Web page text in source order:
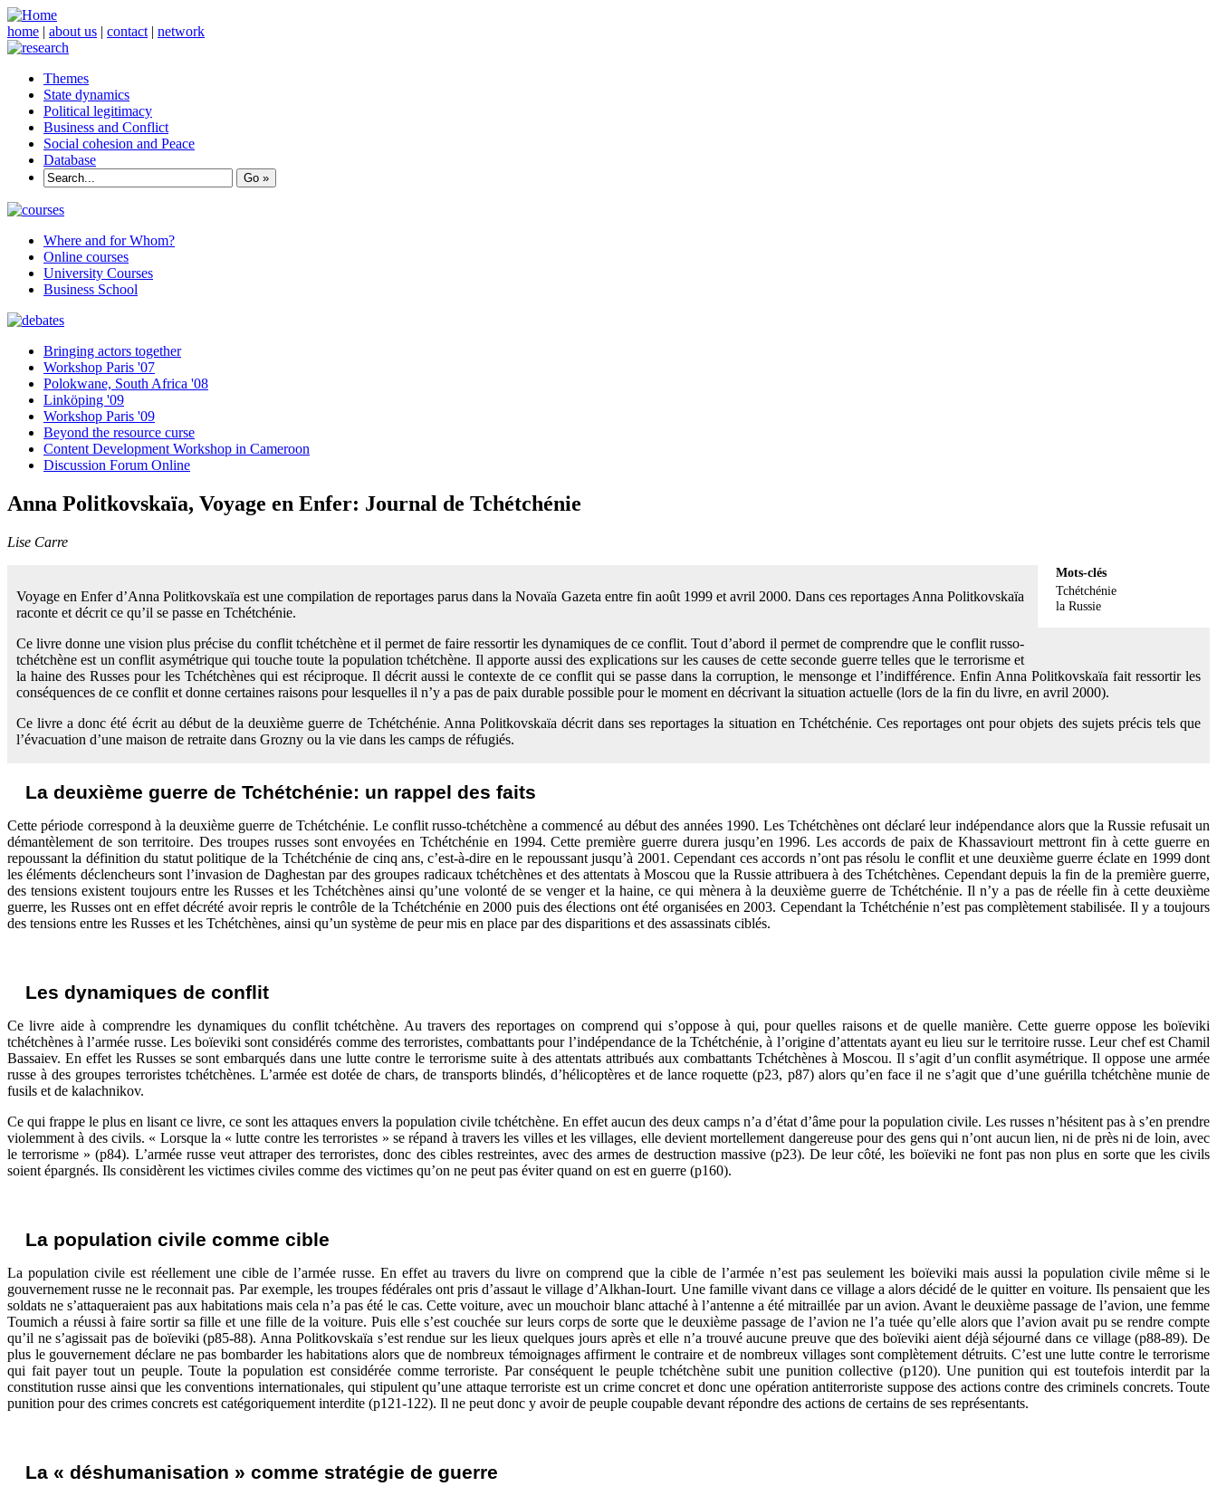
home | about us | contact | network
Themes
State dynamics
Political legitimacy
Business and Conflict
Social cohesion and Peace
Database
Where and for Whom?
Online courses
University Courses
Business School
Bringing actors together
Workshop Paris '07
Polokwane, South Africa '08
Linköping '09
Workshop Paris '09
Beyond the resource curse
Content Development Workshop in Cameroon
Discussion Forum Online
Anna Politkovskaïa, Voyage en Enfer: Journal de Tchétchénie
Lise Carre
Mots-clés
Tchétchénie
la Russie
Voyage en Enfer d’Anna Politkovskaïa est une compilation de reportages parus dans la Novaïa Gazeta entre fin août 1999 et avril 2000. Dans ces reportages Anna Politkovskaïa
raconte et décrit ce qu’il se passe en Tchétchénie.
Ce livre donne une vision plus précise du conflit tchétchène et il permet de faire ressortir les dynamiques de ce conflit. Tout d’abord il permet de comprendre que le conflit russo-
tchétchène est un conflit asymétrique qui touche toute la population tchétchène. Il apporte aussi des explications sur les causes de cette seconde guerre telles que le terrorisme et
la haine des Russes pour les Tchétchènes qui est réciproque. Il décrit aussi le contexte de ce conflit qui se passe dans la corruption, le mensonge et l’indifférence. Enfin Anna Politkovskaïa fait ressortir les
conséquences de ce conflit et donne certaines raisons pour lesquelles il n’y a pas de paix durable possible pour le moment en décrivant la situation actuelle (lors de la fin du livre, en avril 2000).
Ce livre a donc été écrit au début de la deuxième guerre de Tchétchénie. Anna Politkovskaïa décrit dans ses reportages la situation en Tchétchénie. Ces reportages ont pour objets des sujets précis tels que
l’évacuation d’une maison de retraite dans Grozny ou la vie dans les camps de réfugiés.
La deuxième guerre de Tchétchénie: un rappel des faits
Cette période correspond à la deuxième guerre de Tchétchénie. Le conflit russo-tchétchène a commencé au début des années 1990. Les Tchétchènes ont déclaré leur indépendance alors que la Russie refusait un
démantèlement de son territoire. Des troupes russes sont envoyées en Tchétchénie en 1994. Cette première guerre durera jusqu’en 1996. Les accords de paix de Khassaviourt mettront fin à cette guerre en
repoussant la définition du statut politique de la Tchétchénie de cinq ans, c’est-à-dire en le repoussant jusqu’à 2001. Cependant ces accords n’ont pas résolu le conflit et une deuxième guerre éclate en 1999 dont
les éléments déclencheurs sont l’invasion de Daghestan par des groupes radicaux tchétchènes et des attentats à Moscou que la Russie attribuera à des Tchétchènes. Cependant depuis la fin de la première guerre,
des tensions existent toujours entre les Russes et les Tchétchènes ainsi qu’une volonté de se venger et la haine, ce qui mènera à la deuxième guerre de Tchétchénie. Il n’y a pas de réelle fin à cette deuxième
guerre, les Russes ont en effet décrété avoir repris le contrôle de la Tchétchénie en 2000 puis des élections ont été organisées en 2003. Cependant la Tchétchénie n’est pas complètement stabilisée. Il y a toujours
des tensions entre les Russes et les Tchétchènes, ainsi qu’un système de peur mis en place par des disparitions et des assassinats ciblés.
Les dynamiques de conflit
Ce livre aide à comprendre les dynamiques du conflit tchétchène. Au travers des reportages on comprend qui s’oppose à qui, pour quelles raisons et de quelle manière. Cette guerre oppose les boïeviki
tchétchènes à l’armée russe. Les boïeviki sont considérés comme des terroristes, combattants pour l’indépendance de la Tchétchénie, à l’origine d’attentats ayant eu lieu sur le territoire russe. Leur chef est Chamil
Bassaiev. En effet les Russes se sont embarqués dans une lutte contre le terrorisme suite à des attentats attribués aux combattants Tchétchènes à Moscou. Il s’agit d’un conflit asymétrique. Il oppose une armée
russe à des groupes terroristes tchétchènes. L’armée est dotée de chars, de transports blindés, d’hélicoptères et de lance roquette (p23, p87) alors qu’en face il ne s’agit que d’une guérilla tchétchène munie de
fusils et de kalachnikov.
Ce qui frappe le plus en lisant ce livre, ce sont les attaques envers la population civile tchétchène. En effet aucun des deux camps n’a d’état d’âme pour la population civile. Les russes n’hésitent pas à s’en prendre
violemment à des civils. « Lorsque la « lutte contre les terroristes » se répand à travers les villes et les villages, elle devient mortellement dangereuse pour des gens qui n’ont aucun lien, ni de près ni de loin, avec
le terrorisme » (p84). L’armée russe veut attraper des terroristes, donc des cibles restreintes, avec des armes de destruction massive (p23). De leur côté, les boïeviki ne font pas non plus en sorte que les civils
soient épargnés. Ils considèrent les victimes civiles comme des victimes qu’on ne peut pas éviter quand on est en guerre (p160).
La population civile comme cible
La population civile est réellement une cible de l’armée russe. En effet au travers du livre on comprend que la cible de l’armée n’est pas seulement les boïeviki mais aussi la population civile même si le
gouvernement russe ne le reconnait pas. Par exemple, les troupes fédérales ont pris d’assaut le village d’Alkhan-Iourt. Une famille vivant dans ce village a alors décidé de le quitter en voiture. Ils pensaient que les
soldats ne s’attaqueraient pas aux habitations mais cela n’a pas été le cas. Cette voiture, avec un mouchoir blanc attaché à l’antenne a été mitraillée par un avion. Avant le deuxième passage de l’avion, une femme
Toumich a réussi à faire sortir sa fille et une fille de la voiture. Puis elle s’est couchée sur leurs corps de sorte que le deuxième passage de l’avion ne l’a tuée qu’elle alors que l’avion avait pu se rendre compte
qu’il ne s’agissait pas de boïeviki (p85-88). Anna Politkovskaïa s’est rendue sur les lieux quelques jours après et elle n’a trouvé aucune preuve que des boïeviki aient déjà séjourné dans ce village (p88-89). De
plus le gouvernement déclare ne pas bombarder les habitations alors que de nombreux témoignages affirment le contraire et de nombreux villages sont complètement détruits. C’est une lutte contre le terrorisme
qui fait payer tout un peuple. Toute la population est considérée comme terroriste. Par conséquent le peuple tchétchène subit une punition collective (p120). Une punition qui est toutefois interdit par la
constitution russe ainsi que les conventions internationales, qui stipulent qu’une attaque terroriste est un crime concret et donc une opération antiterroriste suppose des actions contre des criminels concrets. Toute
punition pour des crimes concrets est catégoriquement interdite (p121-122). Il ne peut donc y avoir de peuple coupable devant répondre des actions de certains de ses représentants.
La « déshumanisation » comme stratégie de guerre